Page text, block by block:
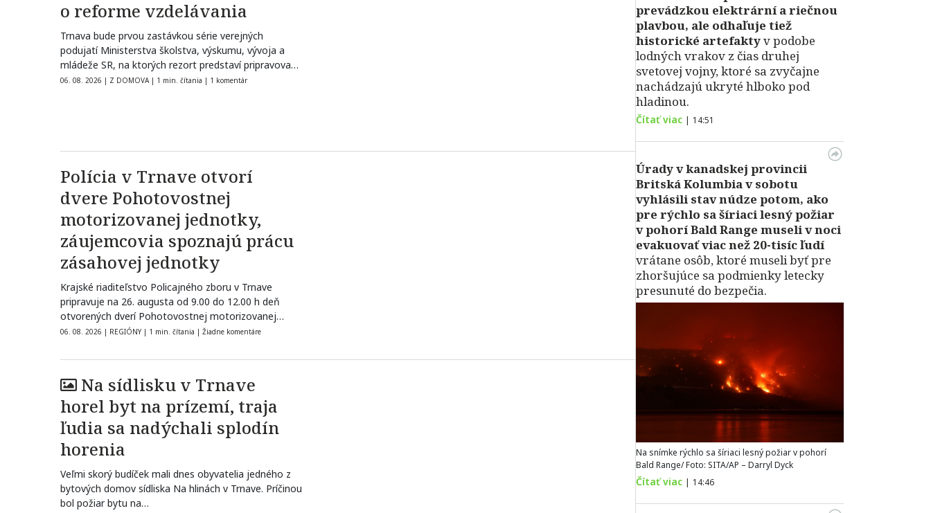
o reforme vzdelávania
Trnava bude prvou zastávkou série verejných
podujatí Ministerstva školstva, výskumu, vývoja a
mládeže SR, na ktorých rezort predstaví pripravované
zmeny…
06. 08. 2026 | Z DOMOVA | 1 min. čítania | 1 komentár
Polícia v Trnave otvorí
dvere Pohotovostnej
motorizovanej jednotky,
záujemcovia spoznajú prácu
zásahovej jednotky
Krajské riaditeľstvo Policajného zboru v Trnave
pripravuje na 26. augusta od 9.00 do 12.00 h deň
otvorených dverí Pohotovostnej motorizovanej…
06. 08. 2026 | REGIÓNY | 1 min. čítania | Žiadne komentáre
Na sídlisku v Trnave
horel byt na prízemí, traja
ľudia sa nadýchali splodín
horenia
Veľmi skorý budíček mali dnes obyvatelia jedného z
bytových domov sídliska Na hlinách v Trnave. Príčinou
bol požiar bytu na…
prevádzkou elektrární a riečnou
plavbou, ale odhaľuje tiež
historické artefaktyv podobe
lodných vrakov z čias druhej
svetovej vojny, ktoré sa zvyčajne
nachádzajú ukryté hlboko pod
hladinou.
Čítať viac | 14:51
Úrady v kanadskej provincii
Britská Kolumbia v sobotu
vyhlásili stav núdze potom, ako
pre rýchlo sa šíriaci lesný požiar
v pohorí Bald Range museli v noci
evakuovať viac než 20-tisíc ľudí
vrátane osôb, ktoré museli byť pre
zhoršujúce sa podmienky letecky
presunuté do bezpečia.
Na snímke rýchlo sa šíriaci lesný požiar v pohorí
Bald Range/ Foto: SITA/AP – Darryl Dyck
Čítať viac | 14:46